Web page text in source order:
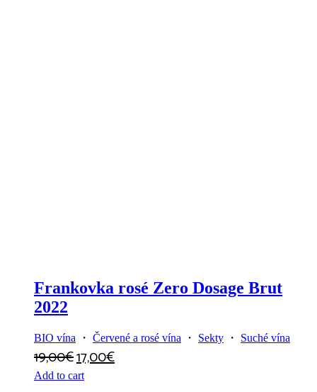
Frankovka rosé Zero Dosage Brut
2022
BIO vína ・ Červené a rosé vína ・ Sekty ・ Suché vína
19,00€17,00€
Add to cart